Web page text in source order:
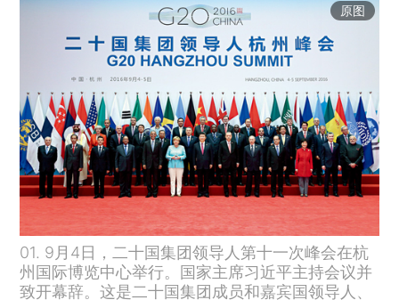
原图
01. 9月4日，二十国集团领导人第十一次峰会在杭
州国际博览中心举行。国家主席习近平主持会议并
致开幕辞。这是二十国集团成员和嘉宾国领导人、